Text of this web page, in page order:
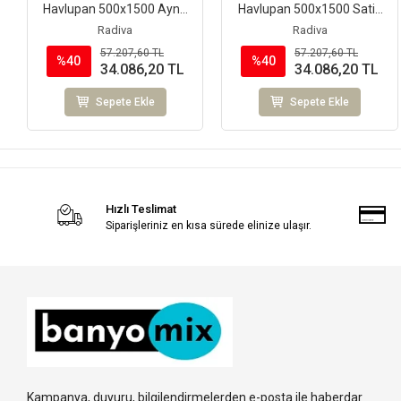
Havlupan 500x1500 Ayna
Polisaj
Radiva
%40
57.207,60 TL
34.086,20 TL
Sepete Ekle
Havlupan 500x1500 Satin
Polisaj
Radiva
%40
57.207,60 TL
34.086,20 TL
Sepete Ekle
Hızlı Teslimat
Siparişleriniz en kısa sürede elinize ulaşır.
Kampanya, duyuru, bilgilendirmelerden e-posta ile haberdar